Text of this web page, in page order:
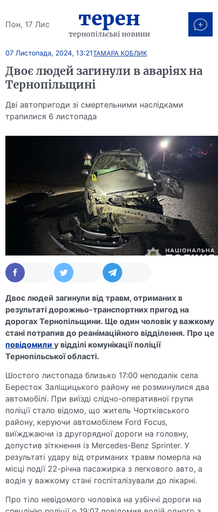
Пон, 17 Лис терен
тернопільські новини
07 Листопада, 2024, 13:21ТАМАРА КОБЛИК
Двоє людей загинули в аваріях на
Тернопільщині
Дві автопригоди зі смертельними наслідками
трапилися 6 листопада
Двоє людей загинули від травм, отриманих в
результаті дорожньо-транспортних пригод на
дорогах Тернопільщини. Ще один чоловік у важкому
стані потрапив до реанімаційного відділення. Про це
повідомилиу відділі комунікації поліції
Тернопільської області.
Шостого листопада близько 17:00 неподалік села
Бересток Заліщицького району не розминулися два
автомобілі. При виїзді слідчо-оперативної групи
поліції стало відомо, що житель Чортківського
району, керуючи автомобілем Ford Focus,
виїжджаючи із другорядної дороги на головну,
допустив зіткнення із Mercedes-Benz Sprinter. У
результаті удару від отриманих травм померла на
місці події 22-річна пасажирка з легкового авто, а
водія у важкому стані госпіталізували до лікарні.
Про тіло невідомого чоловіка на узбіччі дороги на